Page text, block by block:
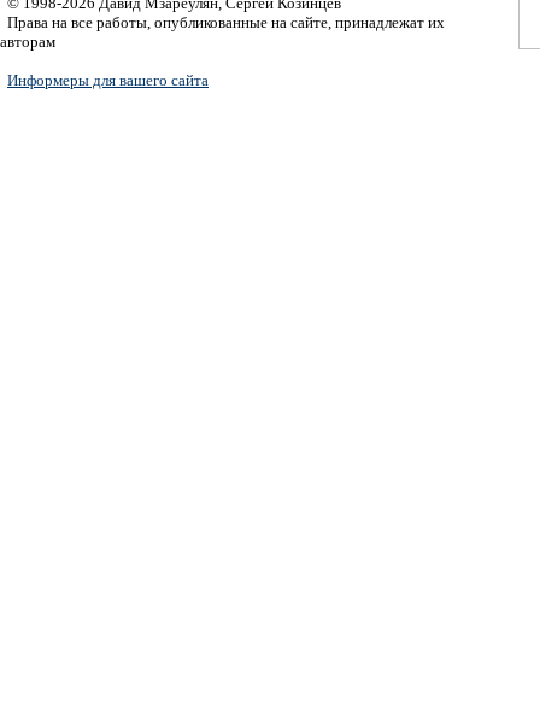
Права на все работы, опубликованные на сайте, принадлежат их
авторам
Информеры для вашего сайта